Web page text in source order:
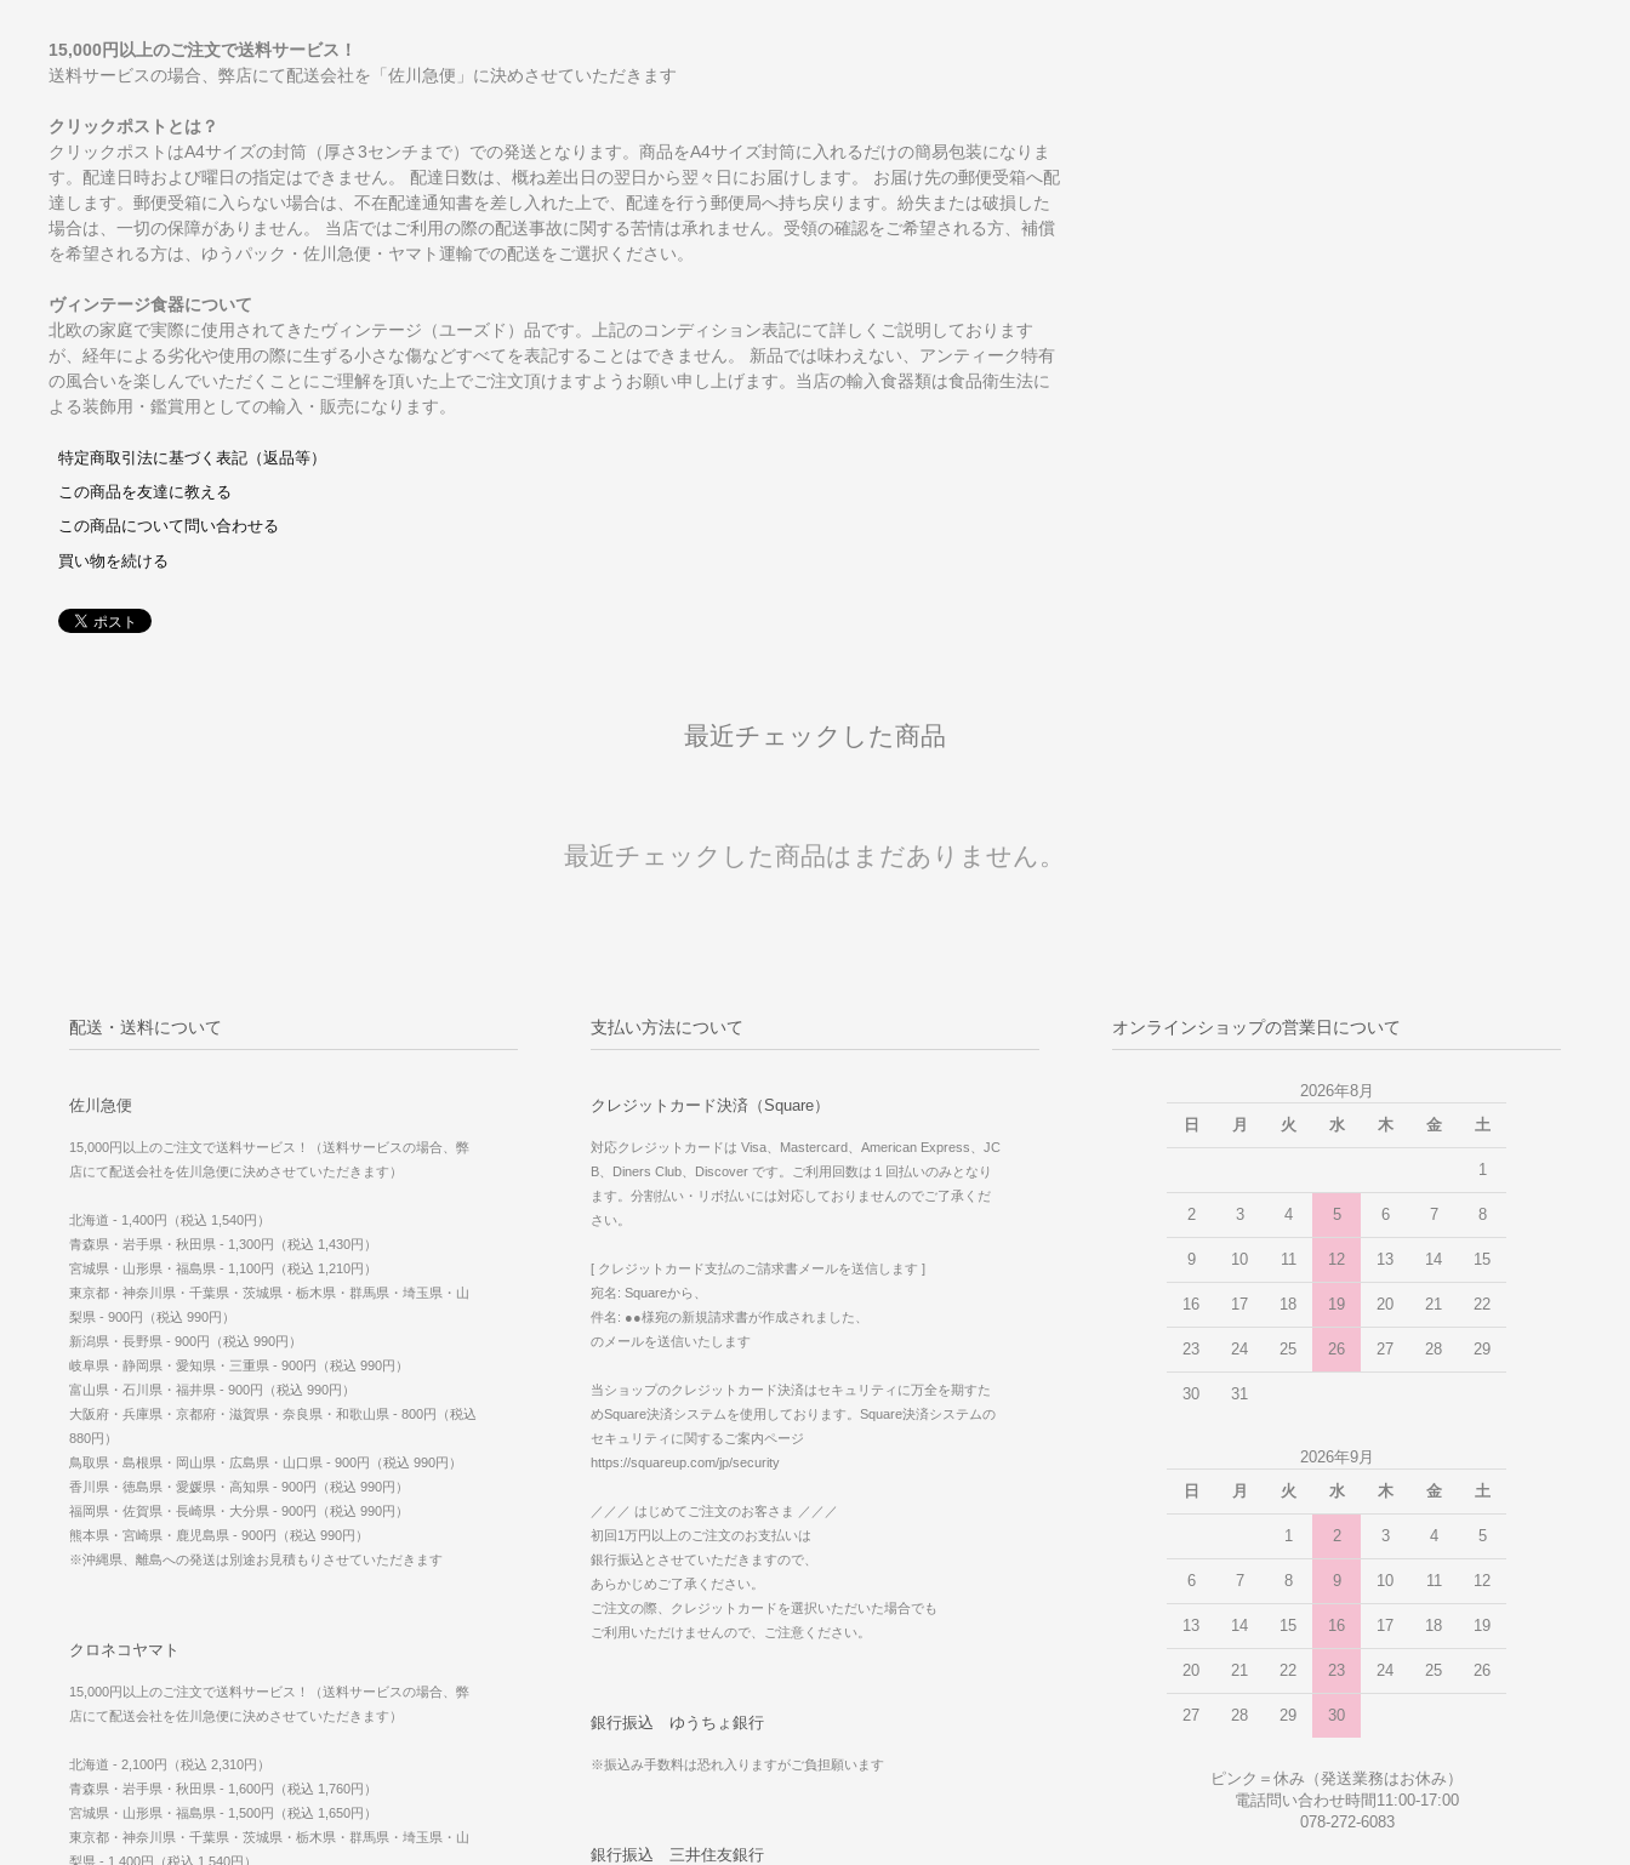
15,000円以上のご注文で送料サービス！
送料サービスの場合、弊店にて配送会社を「佐川急便」に決めさせていただきます
クリックポストとは？
クリックポストはA4サイズの封筒（厚さ3センチまで）での発送となります。商品をA4サイズ封筒に入れるだけの簡易包装になりま
す。配達日時および曜日の指定はできません。 配達日数は、概ね差出日の翌日から翌々日にお届けします。 お届け先の郵便受箱へ配
達します。郵便受箱に入らない場合は、不在配達通知書を差し入れた上で、配達を行う郵便局へ持ち戻ります。紛失または破損した
場合は、一切の保障がありません。 当店ではご利用の際の配送事故に関する苦情は承れません。受領の確認をご希望される方、補償
を希望される方は、ゆうパック・佐川急便・ヤマト運輸での配送をご選択ください。
ヴィンテージ食器について
北欧の家庭で実際に使用されてきたヴィンテージ（ユーズド）品です。上記のコンディション表記にて詳しくご説明しております
が、経年による劣化や使用の際に生ずる小さな傷などすべてを表記することはできません。 新品では味わえない、アンティーク特有
の風合いを楽しんでいただくことにご理解を頂いた上でご注文頂けますようお願い申し上げます。当店の輸入食器類は食品衛生法に
よる装飾用・鑑賞用としての輸入・販売になります。
特定商取引法に基づく表記（返品等）
この商品を友達に教える
この商品について問い合わせる
買い物を続ける
最近チェックした商品
最近チェックした商品はまだありません。
配送・送料について
佐川急便
15,000円以上のご注文で送料サービス！（送料サービスの場合、弊
店にて配送会社を佐川急便に決めさせていただきます）
北海道 - 1,400円（税込 1,540円）
青森県・岩手県・秋田県 - 1,300円（税込 1,430円）
宮城県・山形県・福島県 - 1,100円（税込 1,210円）
東京都・神奈川県・千葉県・茨城県・栃木県・群馬県・埼玉県・山
梨県 - 900円（税込 990円）
新潟県・長野県 - 900円（税込 990円）
岐阜県・静岡県・愛知県・三重県 - 900円（税込 990円）
富山県・石川県・福井県 - 900円（税込 990円）
大阪府・兵庫県・京都府・滋賀県・奈良県・和歌山県 - 800円（税込
880円）
鳥取県・島根県・岡山県・広島県・山口県 - 900円（税込 990円）
香川県・徳島県・愛媛県・高知県 - 900円（税込 990円）
福岡県・佐賀県・長崎県・大分県 - 900円（税込 990円）
熊本県・宮崎県・鹿児島県 - 900円（税込 990円）
※沖縄県、離島への発送は別途お見積もりさせていただきます
クロネコヤマト
15,000円以上のご注文で送料サービス！（送料サービスの場合、弊
店にて配送会社を佐川急便に決めさせていただきます）
北海道 - 2,100円（税込 2,310円）
青森県・岩手県・秋田県 - 1,600円（税込 1,760円）
宮城県・山形県・福島県 - 1,500円（税込 1,650円）
東京都・神奈川県・千葉県・茨城県・栃木県・群馬県・埼玉県・山
梨県 - 1,400円（税込 1,540円）
支払い方法について
クレジットカード決済（Square）
対応クレジットカードは Visa、Mastercard、American Express、JC
B、Diners Club、Discover です。ご利用回数は１回払いのみとなり
ます。分割払い・リボ払いには対応しておりませんのでご了承くだ
さい。
[ クレジットカード支払のご請求書メールを送信します ]
宛名: Squareから、
件名: ●●様宛の新規請求書が作成されました、
のメールを送信いたします
当ショップのクレジットカード決済はセキュリティに万全を期すた
めSquare決済システムを使用しております。Square決済システムの
セキュリティに関するご案内ページ
https://squareup.com/jp/security
／／／ はじめてご注文のお客さま ／／／
初回1万円以上のご注文のお支払いは
銀行振込とさせていただきますので、
あらかじめご了承ください。
ご注文の際、クレジットカードを選択いただいた場合でも
ご利用いただけませんので、ご注意ください。
銀行振込 ゆうちょ銀行
※振込み手数料は恐れ入りますがご負担願います
銀行振込 三井住友銀行
オンラインショップの営業日について
2026年8月
日
月 火 水 木 金 土
1
2 3 4 5 6 7 8
9 10 11 12 13 14 15
16 17 18 19 20 21 22
23 24 25 26 27 28 29
30 31
2026年9月
日
月 火 水 木 金 土
1 2 3 4 5
6 7 8 9 10 11 12
13 14 15 16 17 18 19
20 21 22 23 24 25 26
27 28 29 30
ピンク＝休み（発送業務はお休み）
電話問い合わせ時間11:00-17:00
078-272-6083